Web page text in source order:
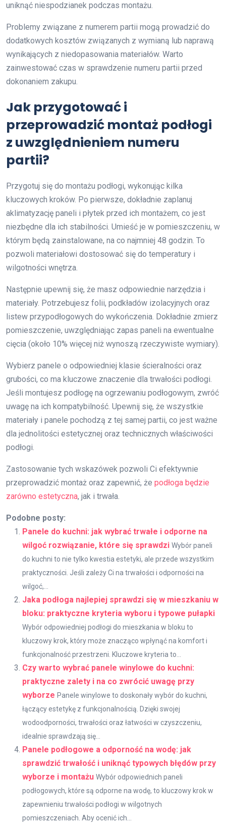
uniknąć niespodzianek podczas montażu.
Problemy związane z numerem partii mogą prowadzić do
dodatkowych kosztów związanych z wymianą lub naprawą
wynikających z niedopasowania materiałów. Warto
zainwestować czas w sprawdzenie numeru partii przed
dokonaniem zakupu.
Jak przygotować i
przeprowadzić montaż podłogi
z uwzględnieniem numeru
partii?
Przygotuj się do montażu podłogi, wykonując kilka
kluczowych kroków. Po pierwsze, dokładnie zaplanuj
aklimatyzację paneli i płytek przed ich montażem, co jest
niezbędne dla ich stabilności. Umieść je w pomieszczeniu, w
którym będą zainstalowane, na co najmniej 48 godzin. To
pozwoli materiałowi dostosować się do temperatury i
wilgotności wnętrza.
Następnie upewnij się, że masz odpowiednie narzędzia i
materiały. Potrzebujesz folii, podkładów izolacyjnych oraz
listew przypodłogowych do wykończenia. Dokładnie zmierz
pomieszczenie, uwzględniając zapas paneli na ewentualne
cięcia (około 10% więcej niż wynoszą rzeczywiste wymiary).
Wybierz panele o odpowiedniej klasie ścieralności oraz
grubości, co ma kluczowe znaczenie dla trwałości podłogi.
Jeśli montujesz podłogę na ogrzewaniu podłogowym, zwróć
uwagę na ich kompatybilność. Upewnij się, że wszystkie
materiały i panele pochodzą z tej samej partii, co jest ważne
dla jednolitości estetycznej oraz technicznych właściwości
podłogi.
Zastosowanie tych wskazówek pozwoli Ci efektywnie
przeprowadzić montaż oraz zapewnić, że podłoga będzie
zarówno estetyczna, jak i trwała.
Podobne posty:
Panele do kuchni: jak wybrać trwałe i odporne na
wilgoć rozwiązanie, które się sprawdzi Wybór paneli
do kuchni to nie tylko kwestia estetyki, ale przede wszystkim
praktyczności. Jeśli zależy Ci na trwałości i odporności na
wilgoć,...
Jaka podłoga najlepiej sprawdzi się w mieszkaniu w
bloku: praktyczne kryteria wyboru i typowe pułapki
Wybór odpowiedniej podłogi do mieszkania w bloku to
kluczowy krok, który może znacząco wpłynąć na komfort i
funkcjonalność przestrzeni. Kluczowe kryteria to...
Czy warto wybrać panele winylowe do kuchni:
praktyczne zalety i na co zwrócić uwagę przy
wyborze Panele winylowe to doskonały wybór do kuchni,
łączący estetykę z funkcjonalnością. Dzięki swojej
wodoodporności, trwałości oraz łatwości w czyszczeniu,
idealnie sprawdzają się...
Panele podłogowe a odporność na wodę: jak
sprawdzić trwałość i uniknąć typowych błędów przy
wyborze i montażu Wybór odpowiednich paneli
podłogowych, które są odporne na wodę, to kluczowy krok w
zapewnieniu trwałości podłogi w wilgotnych
pomieszczeniach. Aby ocenić ich...